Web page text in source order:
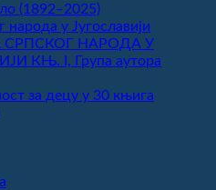
(1892‒2025)
народа у Југославији
СРПСКОГ НАРОДА У
КЊ. I, Група аутора
за децу у 30 књига